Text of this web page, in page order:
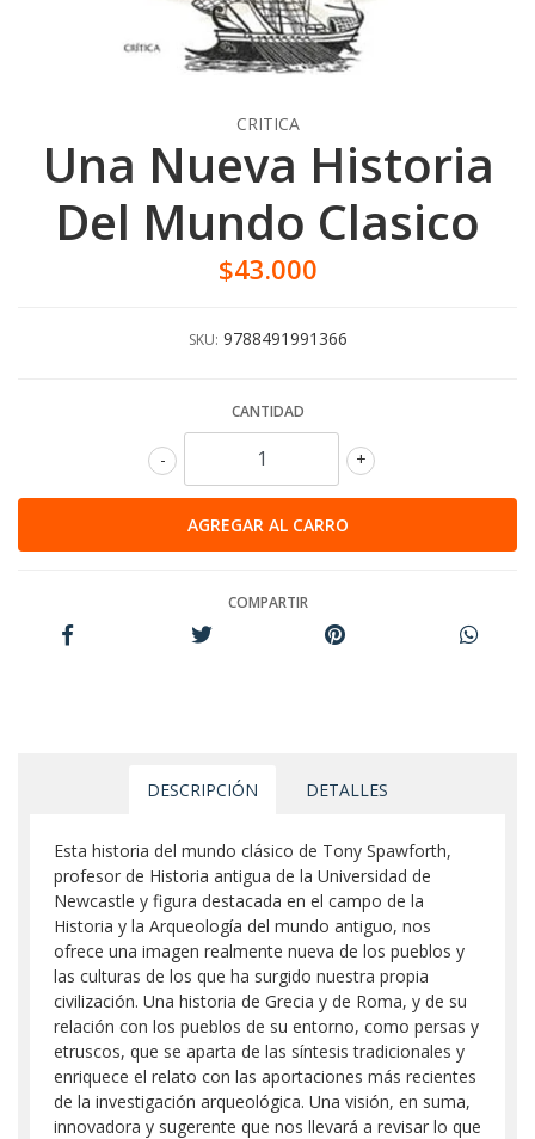
CRITICA
Una Nueva Historia
Del Mundo Clasico
$43.000
SKU: 9788491991366
CANTIDAD
+
-
COMPARTIR
DESCRIPCIÓN DETALLES
Esta historia del mundo clásico de Tony Spawforth,
profesor de Historia antigua de la Universidad de
Newcastle y figura destacada en el campo de la
Historia y la Arqueología del mundo antiguo, nos
ofrece una imagen realmente nueva de los pueblos y
las culturas de los que ha surgido nuestra propia
civilización. Una historia de Grecia y de Roma, y de su
relación con los pueblos de su entorno, como persas y
etruscos, que se aparta de las síntesis tradicionales y
enriquece el relato con las aportaciones más recientes
de la investigación arqueológica. Una visión, en suma,
innovadora y sugerente que nos llevará a revisar lo que